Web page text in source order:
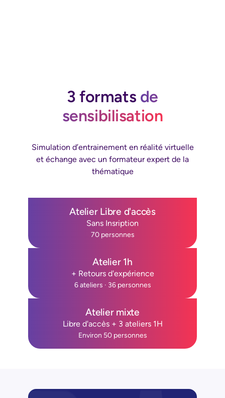
3 formats de
sensibilisation
Simulation d’entrainement en réalité virtuelle
et échange avec un formateur expert de la
thématique
Atelier Libre d'accès
Sans Insription
70 personnes
Atelier 1h
+ Retours d'expérience
6 ateliers · 36 personnes
Atelier mixte
Libre d'accès + 3 ateliers 1H
Environ 50 personnes